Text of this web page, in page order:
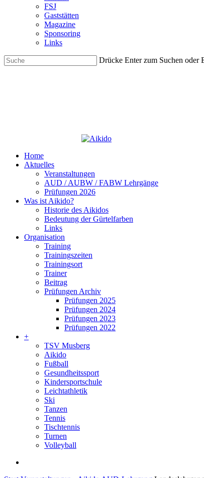
FSJ
Gaststätten
Magazine
Sponsoring
Links
Drücke Enter zum Suchen oder
search
Menu
Home
Aktuelles
Veranstaltungen
AUD / AUBW / FABW Lehrgänge
Prüfungen 2026
Was ist Aikido?
Historie des Aikidos
Bedeutung der Gürtelfarben
Links
Organisation
Training
Trainingszeiten
Trainingsort
Trainer
Beitrag
Prüfungen Archiv
Prüfungen 2025
Prüfungen 2024
Prüfungen 2023
Prüfungen 2022
+
TSV Musberg
Aikido
Fußball
Gesundheitssport
Kindersportschule
Leichtathletik
Ski
Tanzen
Tennis
Tischtennis
Turnen
Volleyball